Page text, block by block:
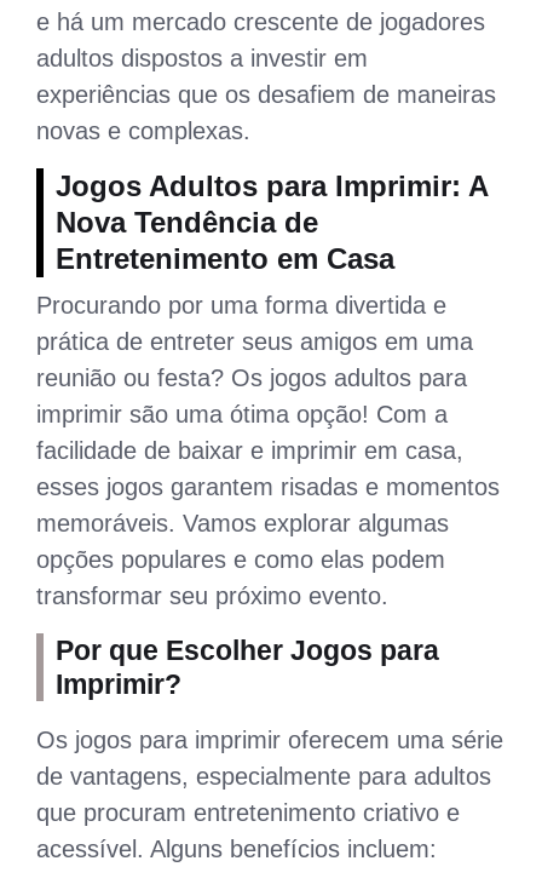
e há um mercado crescente de jogadores
adultos dispostos a investir em
experiências que os desafiem de maneiras
novas e complexas.
Jogos Adultos para Imprimir: A
Nova Tendência de
Entretenimento em Casa
Procurando por uma forma divertida e
prática de entreter seus amigos em uma
reunião ou festa? Os jogos adultos para
imprimir são uma ótima opção! Com a
facilidade de baixar e imprimir em casa,
esses jogos garantem risadas e momentos
memoráveis. Vamos explorar algumas
opções populares e como elas podem
transformar seu próximo evento.
Por que Escolher Jogos para
Imprimir?
Os jogos para imprimir oferecem uma série
de vantagens, especialmente para adultos
que procuram entretenimento criativo e
acessível. Alguns benefícios incluem: